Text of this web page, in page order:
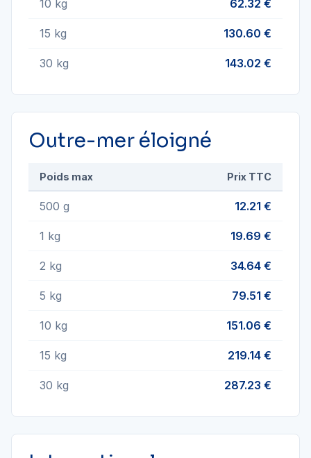
10 kg 62.32 €
15 kg 130.60 €
30 kg 143.02 €
Outre-mer éloigné
Poids max Prix TTC
500 g 12.21 €
1 kg 19.69 €
2 kg 34.64 €
5 kg 79.51 €
10 kg 151.06 €
15 kg 219.14 €
30 kg 287.23 €